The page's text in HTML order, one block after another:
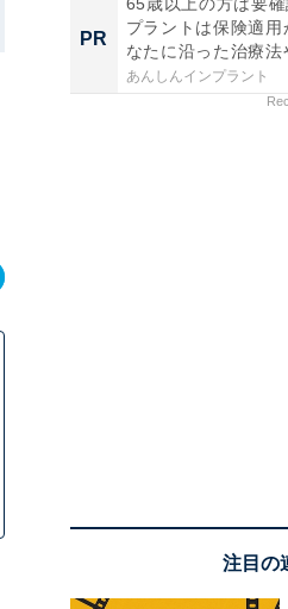
PR
プラントは保険適用
なたに沿った治療法
を...
あんしんインプラント
注目の